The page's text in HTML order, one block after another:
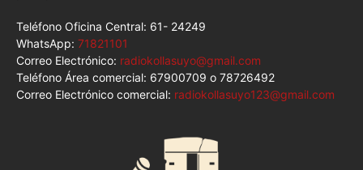
Teléfono Oficina Central: 61- 24249
WhatsApp: 71821101
Correo Electrónico: radiokollasuyo@gmail.com
Teléfono Área comercial: 67900709 o 78726492
Correo Electrónico comercial: radiokollasuyo123@gmail.com